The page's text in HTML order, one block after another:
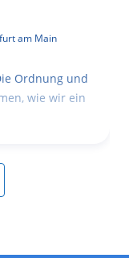
am Main
Ordnung und
wie wir ein